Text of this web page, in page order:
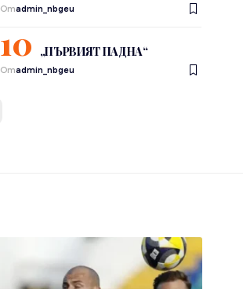
Отadmin_nbgeu
„ПЪРВИЯТ ПАДНА“
Отadmin_nbgeu